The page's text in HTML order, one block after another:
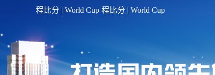
程比分 | World Cup 程比分 | World Cup